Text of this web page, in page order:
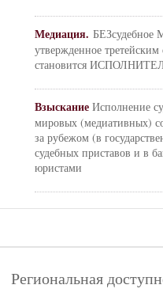
Медиация. БЕЗсудебное
утвержденное третейским
становится
Взыскание Исполнение
мировых (медиативных)
за рубежом (в
судебных приставов и в
юристами
Региональная